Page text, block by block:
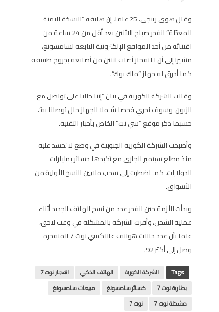
وقال هوي رينجي، 25 عاما، إن هاتفه “النسخة الآمنة
المعدّلة” انفجر صباح الاثنين بعد أقل من 24 ساعة من
اقتنائه من أحد المواقع الإلكترونية التابعة لسامسونغ،
مشيرا إلى أن الانفجار أصاب اثنين من أصابعه بجروح طفيفة
كما أحرق له جهاز “ماك بوك”.
وقالت الشركة الكورية في بيان “إننا حاليا على تواصل مع
الزبون، وسوف نجري فحصا شاملا للجهاز حال توصلنا به”.
حسبما ذكر موقع “سي نت” الخاص بأخبار التقنية.
وأصبحت الشركة الكورية الجنوبية في وضع لا تحسد عليه
منذ مطلع سبتمبر الجاري مع تكبدها خسائر بمليارات
الدولارات، كما اضطرت إلى سحب ملايين النسخ الأولية من
الأسواق.
وبدأت الأزمة حين انفجر عدد من نسخ الهاتف الجديد أثناء
عملية الشحن، وأقرت الشركة بالمشكلة في وقت لاحق،
علما بأن عدد حالات هواتف غالاكسي نوت 7 المنفجرة
وصل إلى أكثر 92.
Tags الشركة الكورية الهاتف الذكي
انفجار نوت 7
بطارية نوت 7
خسائر سامسونغ
مبيعات سامسونغ
مشكلة نوت 7
نوت 7